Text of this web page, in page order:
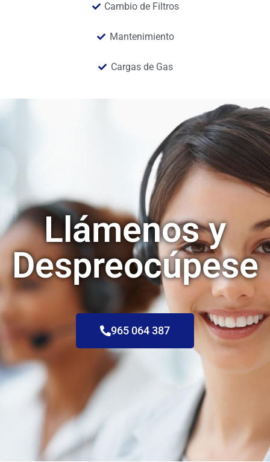
Cambio de Filtros
Mantenimiento
Cargas de Gas
Llámenos y
Despreocúpese
965 064 387